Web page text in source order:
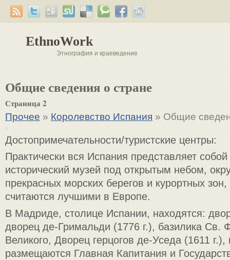
EthnoWork
Этнография и краеведение
Общие сведения о стране
Страница 2
Прочее » Королевство Испания » Общие
Достопримечательности/туристские центры:
Практически вся Испания представляет
исторический музей под открытым небом,
прекрасных морских берегов и курортных
считаются лучшими в Европе.
В Мадриде, столице Испании, находятся:
дворец де-Гримальди (1776 г.), базилика Св.
Великого, Дворец герцогов де-Уседа (1611 г.),
размещаются Главная Капитания и